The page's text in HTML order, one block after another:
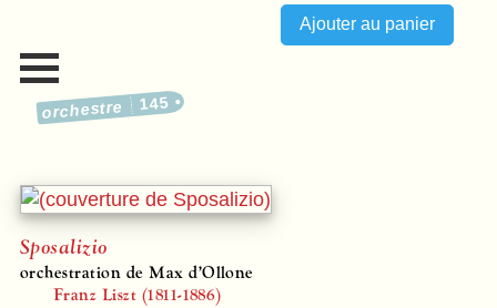
orchestre 145
Sposalizio
orchestration de Max d’Ollone
Franz Liszt (1811-1886)